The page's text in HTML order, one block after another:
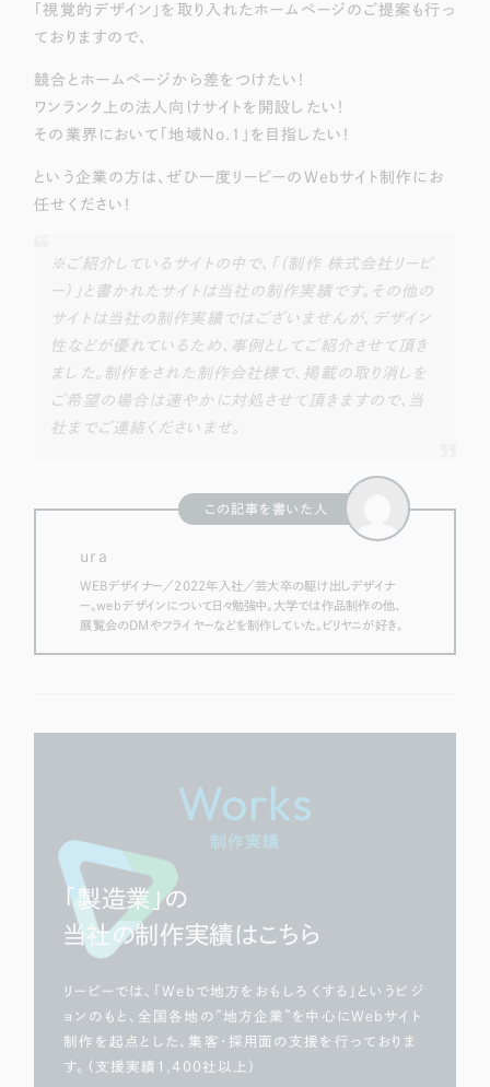
「視覚的デザイン」を取り入れたホームページのご提案も行っ
ておりますので、
競合とホームページから差をつけたい！
ワンランク上の法人向けサイトを開設したい！
その業界において「地域No.1」を目指したい！
という企業の方は、ぜひ一度リーピーのWebサイト制作にお
任せください！
※ご紹介しているサイトの中で、「（制作 株式会社リーピ
ー）」と書かれたサイトは当社の制作実績です。その他の
サイトは当社の制作実績ではございませんが、デザイン
性などが優れているため、事例としてご紹介させて頂き
ました。制作をされた制作会社様で、掲載の取り消しを
ご希望の場合は速やかに対処させて頂きますので、当
社までご連絡くださいませ。
この記事を書いた人
ura
WEBデザイナー／2022年入社／芸大卒の駆け出しデザイナ
ー。webデザインについて日々勉強中。大学では作品制作の他、
展覧会のDMやフライヤーなどを制作していた。ビリヤニが好き。
Works
制作実績
「製造業」の
当社の制作実績はこちら
リーピーでは、「Webで地方をおもしろくする」というビジ
ョンのもと、全国各地の”地方企業”を中心にWebサイト
制作を起点とした、集客・採用面の支援を行っておりま
す。（支援実績1,400社以上）